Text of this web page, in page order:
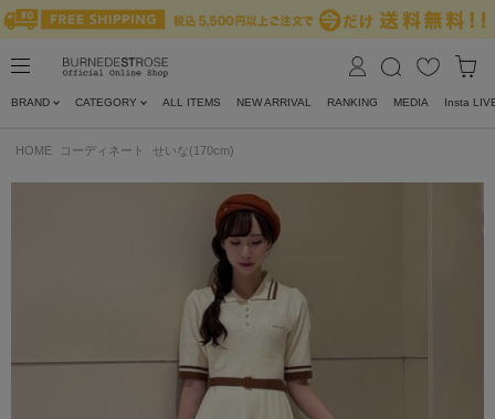
BRAND CATEGORY ALL ITEMS NEW ARRIVAL RANKING MEDIA Insta
HOME コーディネート せいな(170cm)